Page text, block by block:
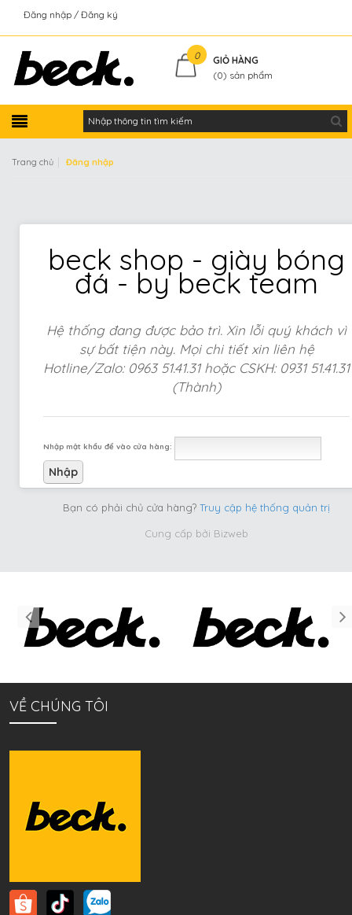
Đăng nhập Đăng ký
0
GIỎ HÀNG
(0) sản phẩm
Trang chủ Đăng nhập
beck shop - giày bóng
đá - by beck team
Hệ thống đang được bảo trì. Xin lỗi quý khách vì
sự bất tiện này. Mọi chi tiết xin liên hệ
Hotline/Zalo: 0963 51.41.31 hoặc CSKH: 0931 51.41.31
(Thành)
Nhập mật khẩu để vào cửa hàng:
Bạn có phải chủ cửa hàng? Truy cập hệ thống quản trị
Cung cấp bởi Bizweb
VỀ CHÚNG TÔI